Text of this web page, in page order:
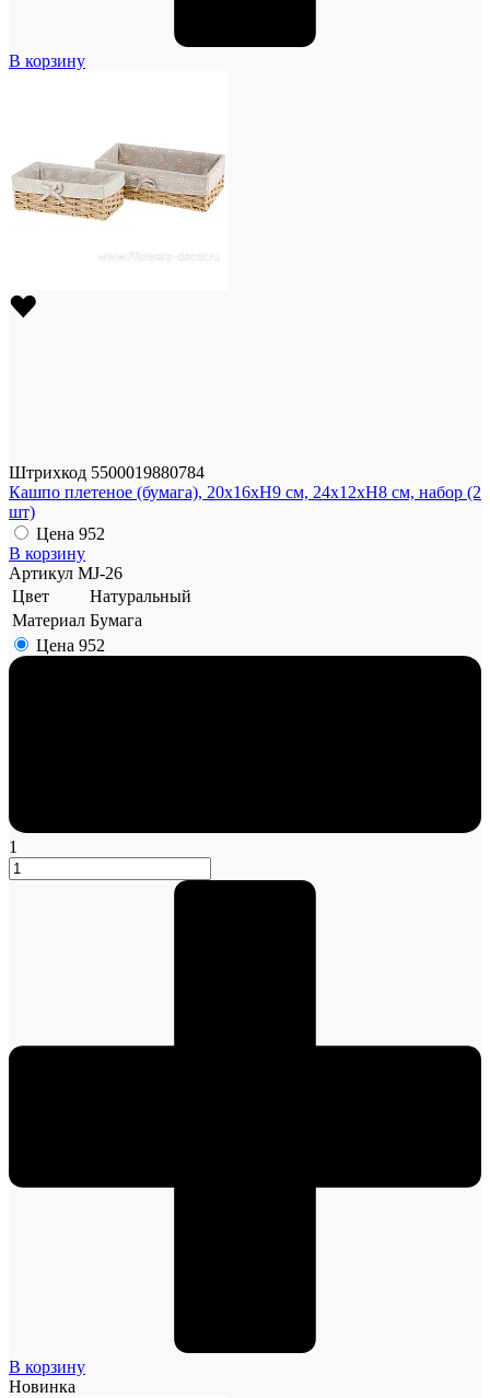
В корзину
Штрихкод 5500019880784
Кашпо плетеное (бумага), 20x16xH9 см, 24x12xH8 см, набор (2
шт)
Цена 952
В корзину
Артикул MJ-26
Цвет
Натуральный
Материал Бумага
Цена 952
1
В корзину
Новинка